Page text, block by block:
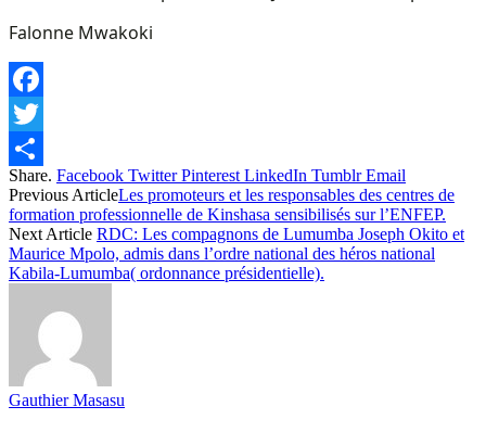
Falonne Mwakoki
Facebook
Twitter
Share
Share. Facebook Twitter Pinterest LinkedIn Tumblr Email
Previous ArticleLes promoteurs et les responsables des centres de
formation professionnelle de Kinshasa sensibilisés sur l’ENFEP.
Next Article RDC: Les compagnons de Lumumba Joseph Okito et
Maurice Mpolo, admis dans l’ordre national des héros national
Kabila-Lumumba( ordonnance présidentielle).
Gauthier Masasu